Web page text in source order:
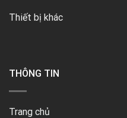
Thiết bị khác
THÔNG TIN
Trang chủ